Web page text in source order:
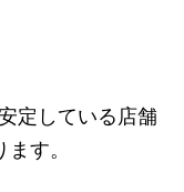
定している店舗
す。